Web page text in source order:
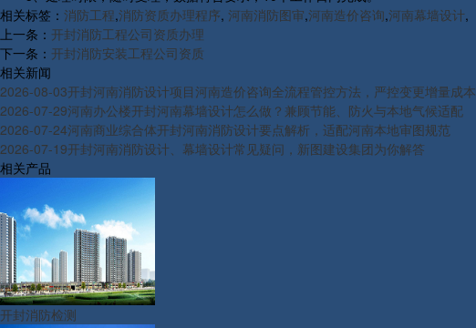
相关标签： 消防工程,消防资质办理程序, 河南消防图审,河南造价咨询,河南幕墙设计,
上一条： 开封消防工程公司资质办理
下一条： 开封消防安装工程公司资质
相关新闻
2026-08-03开封河南消防设计项目河南造价咨询全流程管控方法，严控变更增量成本
2026-07-29河南办公楼开封河南幕墙设计怎么做？兼顾节能、防火与本地气候适配
2026-07-24河南商业综合体开封河南消防设计要点解析，适配河南本地审图规范
2026-07-19开封河南消防设计、幕墙设计常见疑问，新图建设集团为你解答
相关产品
开封消防检测